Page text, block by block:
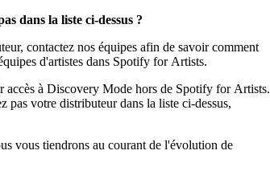
dans la liste ci-dessus ?
contactez nos équipes afin de savoir comment
d'artistes dans Spotify for Artists.
accès à Discovery Mode hors de Spotify for Artists.
pas votre distributeur dans la liste ci-dessus,
vous tiendrons au courant de l'évolution de